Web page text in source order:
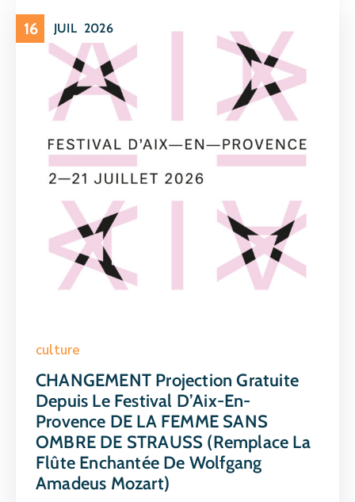
16 JUIL 2026
culture
CHANGEMENT Projection Gratuite
Depuis Le Festival D’Aix-En-
Provence DE LA FEMME SANS
OMBRE DE STRAUSS (remplace La
Flûte Enchantée De Wolfgang
Amadeus Mozart)